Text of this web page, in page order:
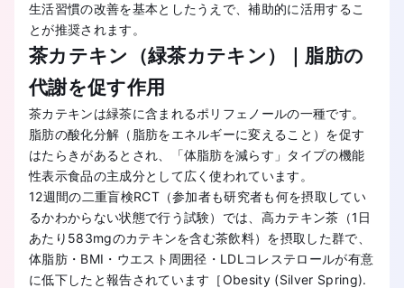
生活習慣の改善を基本としたうえで、補助的に活用するこ
とが推奨されます。
茶カテキン（緑茶カテキン）｜脂肪の
代謝を促す作用
茶カテキンは緑茶に含まれるポリフェノールの一種です。
脂肪の酸化分解（脂肪をエネルギーに変えること）を促す
はたらきがあるとされ、「体脂肪を減らす」タイプの機能
性表示食品の主成分として広く使われています。
12週間の二重盲検RCT（参加者も研究者も何を摂取してい
るかわからない状態で行う試験）では、高カテキン茶（1日
あたり583mgのカテキンを含む茶飲料）を摂取した群で、
体脂肪・BMI・ウエスト周囲径・LDLコレステロールが有意
に低下したと報告されています［Obesity (Silver Spring).